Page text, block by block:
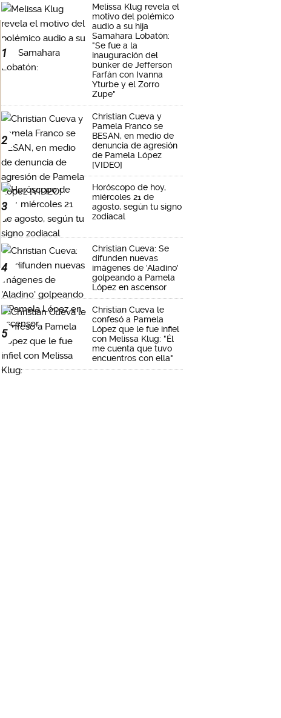
1
Melissa Klug revela el
motivo del polémico
audio a su hija
Samahara Lobatón:
"Se fue a la
inauguración del
búnker de Jefferson
Farfán con Ivanna
Yturbe y el Zorro
Zupe"
2
Christian Cueva y
Pamela Franco se
BESAN, en medio de
denuncia de agresión
de Pamela López
[VIDEO]
3
Horóscopo de hoy,
miércoles 21 de
agosto, según tu signo
zodiacal
4
Christian Cueva: Se
difunden nuevas
imágenes de 'Aladino'
golpeando a Pamela
López en ascensor
5
Christian Cueva le
confesó a Pamela
López que le fue infiel
con Melissa Klug: "Él
me cuenta que tuvo
encuentros con ella"